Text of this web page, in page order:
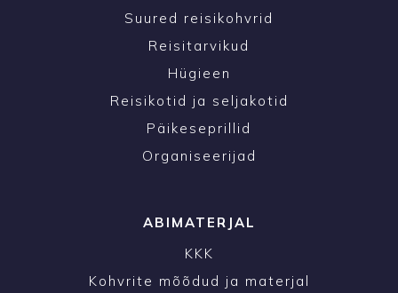
Suured reisikohvrid
Reisitarvikud
Hügieen
Reisikotid ja seljakotid
Päikeseprillid
Organiseerijad
ABIMATERJAL
KKK
Kohvrite mõõdud ja materjal